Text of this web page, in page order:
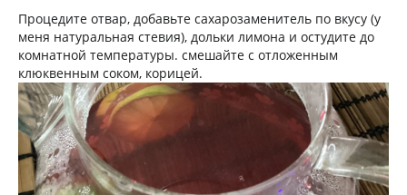
Процедите отвар, добавьте сахарозаменитель по вкусу (у
меня натуральная стевия), дольки лимона и остудите до
комнатной температуры. смешайте с отложенным
клюквенным соком, корицей.